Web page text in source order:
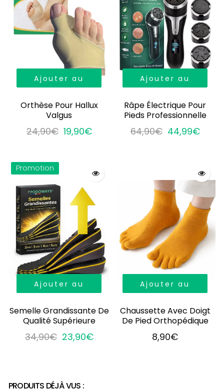
Ajouter au
Orthèse Pour Hallux
Valgus
24,90€ 19,90€
Ajouter au
Râpe Électrique Pour
Pieds Professionnelle
64,90€ 44,99€
Promotion
Ajouter au
Semelle Grandissante De
Qualité Supérieure
34,90€ 23,90€
Ajouter au
Chaussette Avec Doigt
De Pied Orthopédique
8,90€
PRODUITS DÉJÀ VUS :